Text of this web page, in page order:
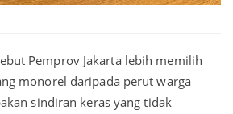
Pemprov Jakarta lebih memilih
monorel daripada perut warga
sindiran keras yang tidak